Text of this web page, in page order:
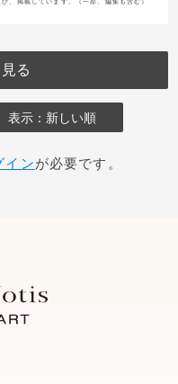
る
表示：新しい順
インが必要です。